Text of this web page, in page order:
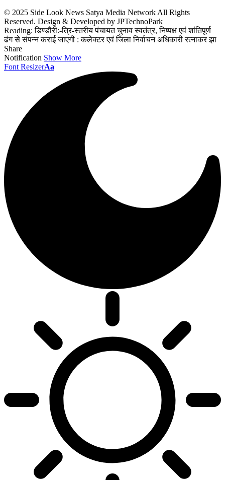
© 2025 Side Look News Satya Media Network All Rights
Reserved. Design & Developed by JPTechnoPark
Reading: डिण्डौरी:-त्रि-स्तरीय पंचायत चुनाव स्वतंत्र, निष्पक्ष एवं शांतिपूर्ण
ढंग से संपन्न कराई जाएगी : कलेक्टर एवं जिला निर्वाचन अधिकारी रत्नाकर झा
Share
Notification Show More
Font ResizerAa